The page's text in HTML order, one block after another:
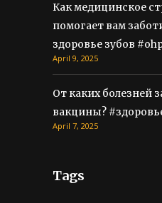
Как медицинское
помогает вам
здоровье зубов
April 9, 2025
От каких болезней
вакцины?
April 7, 2025
Tags